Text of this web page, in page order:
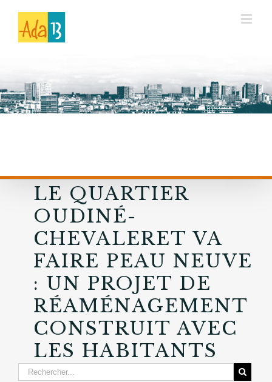
LE QUARTIER
OUDINÉ-
CHEVALERET VA
FAIRE PEAU NEUVE
: UN PROJET DE
RÉAMÉNAGEMENT
CONSTRUIT AVEC
LES HABITANTS